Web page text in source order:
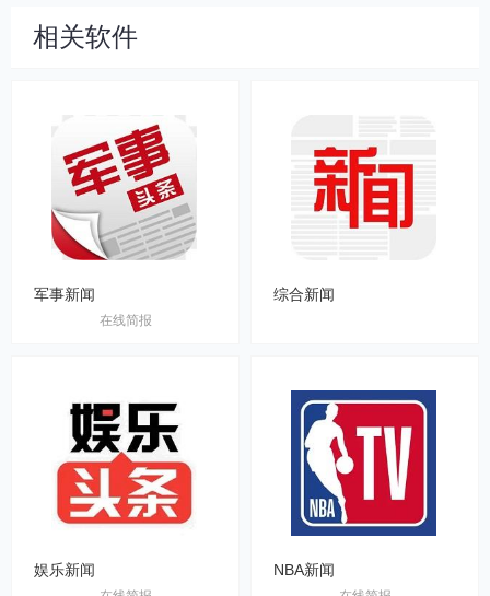
相关软件
军事新闻
在线简报
综合新闻
娱乐新闻 NBA新闻